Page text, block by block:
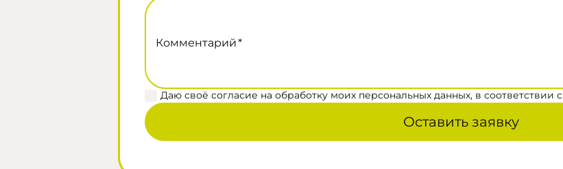
Комментарий*
Даю своё согласие на обработку моих персональных данных, в соответствии с